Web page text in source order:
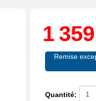
1
Remise
Quantité: